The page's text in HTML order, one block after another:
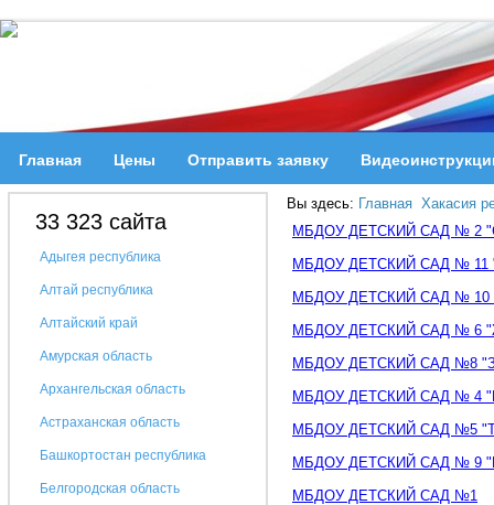
Главная Цены Отправить заявку
33 323 сайта
Адыгея республика
Алтай республика
Алтайский край
Амурская область
Архангельская область
Астраханская область
Башкортостан республика
Белгородская область
Вы здесь: Главная Хакасия
МБДОУ ДЕТСКИЙ САД № 2
МБДОУ ДЕТСКИЙ САД № 11
МБДОУ ДЕТСКИЙ САД № 10
МБДОУ ДЕТСКИЙ САД № 6
МБДОУ ДЕТСКИЙ САД №8
МБДОУ ДЕТСКИЙ САД № 4
МБДОУ ДЕТСКИЙ САД №5
МБДОУ ДЕТСКИЙ САД № 9
МБДОУ ДЕТСКИЙ САД №1